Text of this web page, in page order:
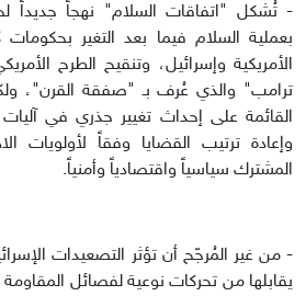
- تُشكل "اتفاقات السلام" نهجاً جديداً
بعملية السلام فيما بعد التغير
الأمريكية وإسرائيل، وتنقيح الطرح
ترامب" والذي عُرف بـ "صفقة القرن"،
القائمة على إحداث تغيير جذري في آليات
وإعادة ترتيب القضايا وفقاً لأولويات
المشترك سياسياً واقتصادياً وأمنياً.
- من غير المُرجّح أن تؤثر التصعيدات
يقابلها من تحركات نوعية لفصائل